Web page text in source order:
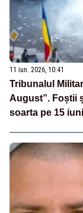
11 iun. 2026, 10:41
Tribunalul
August”. Foștii
soarta pe 15